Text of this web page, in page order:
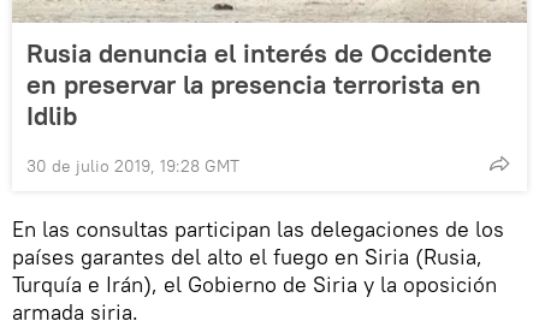
Rusia denuncia el interés de Occidente
en preservar la presencia terrorista en
Idlib
30 de julio 2019, 19:28 GMT
En las consultas participan las delegaciones de los
países garantes del alto el fuego en Siria (Rusia,
Turquía e Irán), el Gobierno de Siria y la oposición
armada siria.